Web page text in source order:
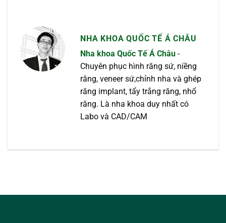
NHA KHOA QUỐC TẾ Á CHÂU
Nha khoa Quốc Tế Á Châu -
Chuyên phục hình răng sứ, niềng
răng, veneer sứ,chỉnh nha và ghép
răng implant, tẩy trắng răng, nhổ
răng. Là nha khoa duy nhất có
Labo và CAD/CAM